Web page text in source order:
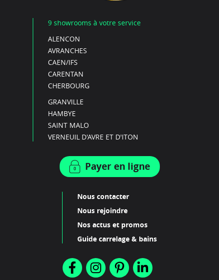
9 showrooms à votre service
ALENCON
AVRANCHES
CAEN/IFS
CARENTAN
CHERBOURG
GRANVILLE
HAMBYE
SAINT MALO
VERNEUIL D'AVRE ET D'ITON
Payer en ligne
Nous contacter
Nous rejoindre
Nos actus et promos
Guide carrelage & bains